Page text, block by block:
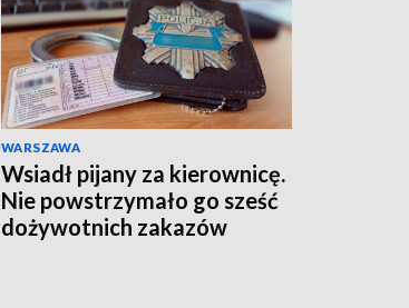
WARSZAWA
Wsiadł pijany za kierownicę.
Nie powstrzymało go sześć
dożywotnich zakazów